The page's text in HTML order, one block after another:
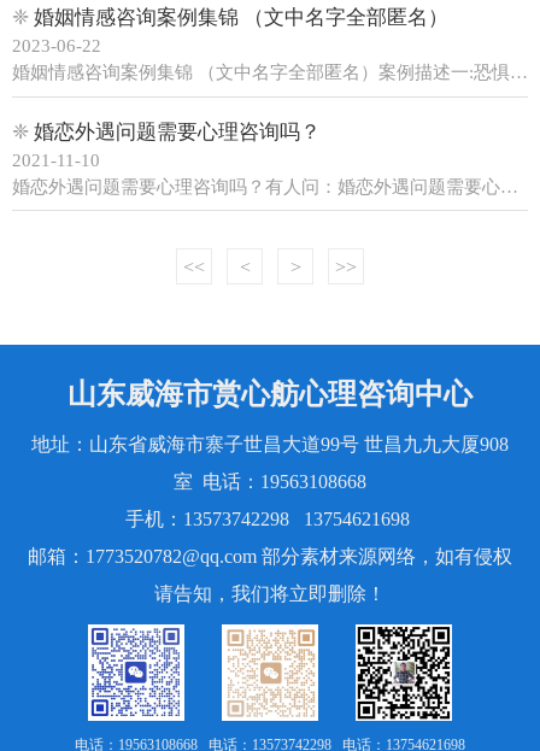
❈ 婚姻情感咨询案例集锦 （文中名字全部匿名）
2023-06-22
婚姻情感咨询案例集锦 （文中名字全部匿名）案例描述一:恐惧老公不要自己了小光女42岁衣着时尚，长相很好。14岁的时候从东北基农村出来打工，20岁时遇到现在的老公并且结婚，自述老公很有才华，是一家木器厂的经理，年轻的时候因为家里条件不好，没上大学就打工，从销售做起，做得很......
❈ 婚恋外遇问题需要心理咨询吗？
2021-11-10
婚恋外遇问题需要心理咨询吗？有人问：婚恋外遇问题需要心理咨询吗？我的回答是：如果周围亲朋好友都不能解决，我建议赶快找心理咨询师解决，但是找心理咨询不能图便宜，而是要看心理咨询师的资历，我相信：好的心理咨询师通过电话就会呈现的，相信吗？今天有个30多岁...
<< < > >>
山东威海市赏心舫心理咨询中心
地址：山东省威海市寨子世昌大道99号 世昌九九大厦908
室 电话：19563108668
手机：13573742298 13754621698
邮箱：1773520782@qq.com 部分素材来源网络，如有侵权
请告知，我们将立即删除！
电话：19563108668
电话：13573742298
电话：13754621698